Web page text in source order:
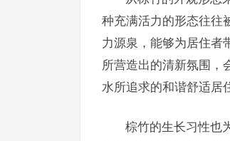
种充满活力的形态往往
力源泉，能够为居住者
所营造出的清新氛围，
水所追求的和谐舒适居
棕竹的生长习性也